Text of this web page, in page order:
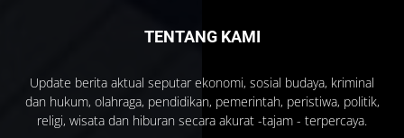
TENTANG KAMI
Update berita aktual seputar ekonomi, sosial budaya, kriminal
dan hukum, olahraga, pendidikan, pemerintah, peristiwa, politik,
religi, wisata dan hiburan secara akurat -tajam - terpercaya.